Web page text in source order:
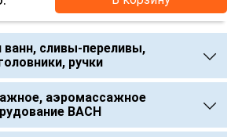
ванн, сливы-переливы,
ручки
аэромассажное
BACH